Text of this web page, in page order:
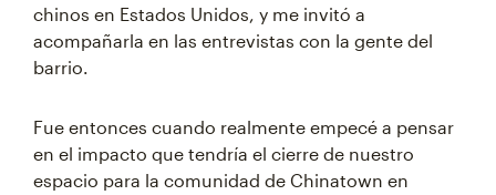
chinos en Estados Unidos, y me invitó a
acompañarla en las entrevistas con la gente del
barrio.
Fue entonces cuando realmente empecé a pensar
en el impacto que tendría el cierre de nuestro
espacio para la comunidad de Chinatown en